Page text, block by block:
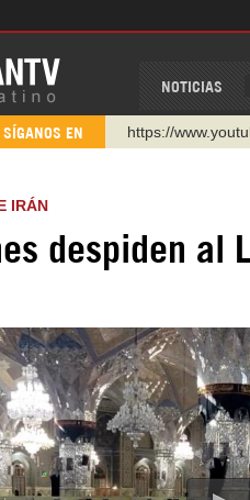
NOTICIAS
SÍGANOS EN
https://
https://
WhatsApp y
https://
IRÁN
despiden al